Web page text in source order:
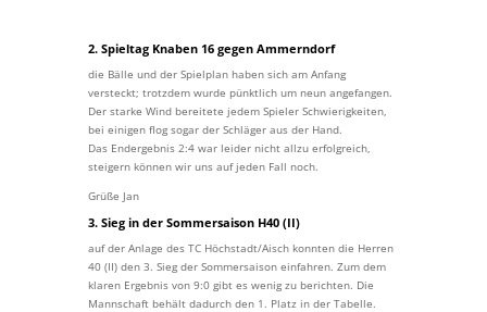
2. Spieltag Knaben 16 gegen Ammerndorf
die Bälle und der Spielplan haben sich am Anfang
versteckt; trotzdem wurde pünktlich um neun angefangen.
Der starke Wind bereitete jedem Spieler Schwierigkeiten,
bei einigen flog sogar der Schläger aus der Hand.
Das Endergebnis 2:4 war leider nicht allzu erfolgreich,
steigern können wir uns auf jeden Fall noch.
Grüße Jan
3. Sieg in der Sommersaison H40 (II)
auf der Anlage des TC Höchstadt/Aisch konnten die Herren
40 (II) den 3. Sieg der Sommersaison einfahren. Zum dem
klaren Ergebnis von 9:0 gibt es wenig zu berichten. Die
Mannschaft behält dadurch den 1. Platz in der Tabelle.